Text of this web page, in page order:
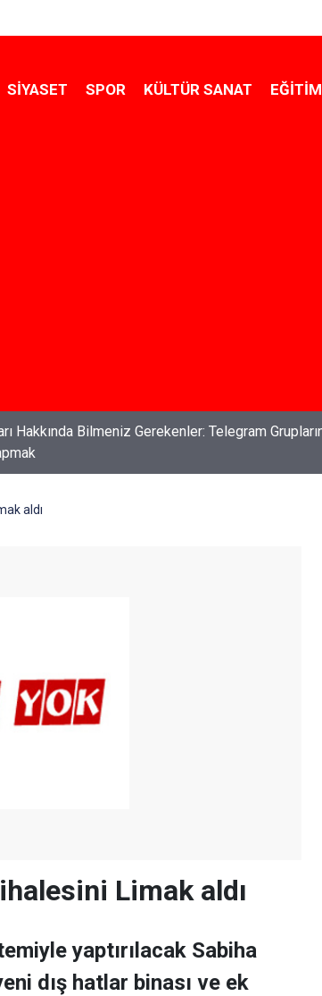
SIYASET SPOR KÜLTÜR SANAT EĞITIM
Bilmek ve Koruma Altına Almak
aldı
Limak aldı
yaptırılacak Sabiha
dış hatlar binası ve ek